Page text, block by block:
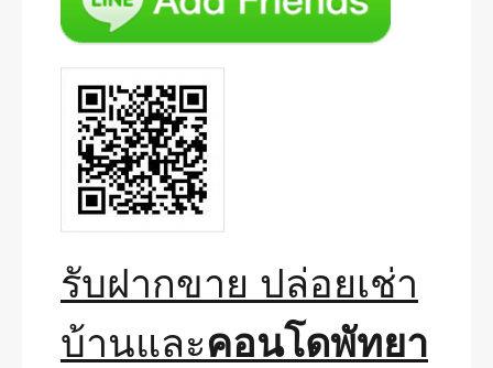
รับฝากขาย ปล่อยเช่า
บ้านและคอนโดพัทยา